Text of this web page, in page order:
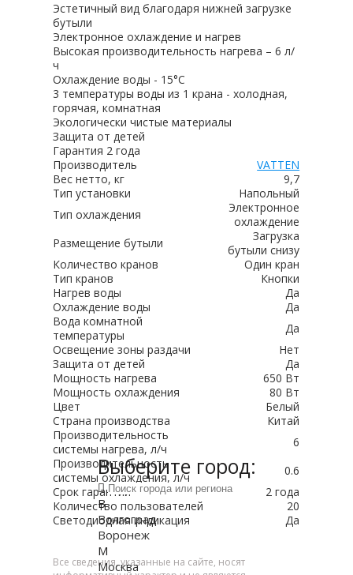
Эстетичный вид благодаря нижней загрузке
бутыли
Электронное охлаждение и нагрев
Высокая производительность нагрева – 6 л/
ч
Охлаждение воды - 15°C
3 температуры воды из 1 крана - холодная,
горячая, комнатная
Экологически чистые материалы
Защита от детей
Гарантия 2 года
Производитель
VATTEN
Вес нетто, кг
9,7
Тип установки
Напольный
Тип охлаждения
Электронное
охлаждение
Размещение бутыли
Загрузка
бутыли снизу
Количество кранов
Один кран
Тип кранов
Кнопки
Нагрев воды
Да
Охлаждение воды
Да
Вода комнатной
температуры
Да
Освещение зоны раздачи
Нет
Защита от детей
Да
Мощность нагрева
650 Вт
Мощность охлаждения
80 Вт
Цвет
Белый
Страна производства
Китай
Производительность
системы нагрева, л/ч
6
Производительность
системы охлаждения, л/ч
0.6
Срок гарантии
2 года
Количество пользователей
20
Светодиодная индикация
Да
Все сведения, указанные на сайте, носят
Выберите город:
В
Волгоград
Воронеж
М
Москва